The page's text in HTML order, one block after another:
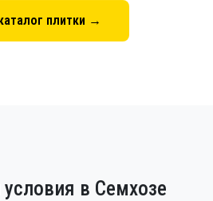
плитки →
в Семхозе